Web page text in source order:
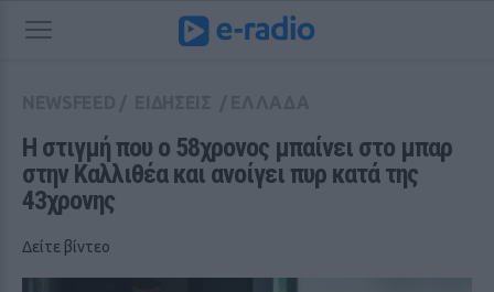
Η στιγμή που ο 58χρονος μπαίνει στο μπαρ
στην Καλλιθέα και ανοίγει πυρ κατά της
43χρονης
Δείτε βίντεο